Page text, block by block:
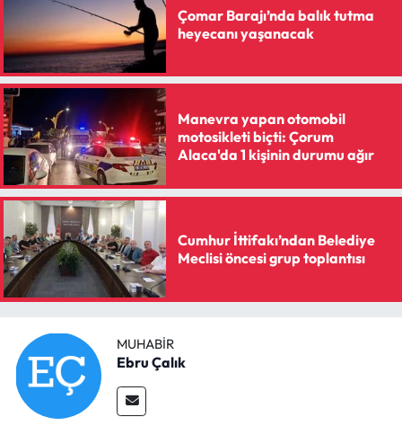
Çomar Barajı’nda balık tutma
heyecanı yaşanacak
Manevra yapan otomobil
motosikleti biçti: Çorum
Alaca'da 1 kişinin durumu ağır
Cumhur İttifakı’ndan Belediye
Meclisi öncesi grup toplantısı
MUHABIR
Ebru Çalık